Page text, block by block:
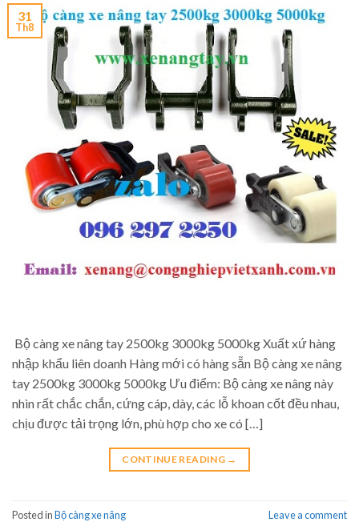
31
Th8
Bộ càng xe nâng tay 2500kg 3000kg 5000kg Xuất xứ hàng
nhập khẩu liên doanh Hàng mới có hàng sẵn Bộ càng xe nâng
tay 2500kg 3000kg 5000kg Ưu điểm: Bộ càng xe nâng này
nhìn rất chắc chắn, cứng cáp, dày, các lỗ khoan cốt đều nhau,
chịu được tải trọng lớn, phù hợp cho xe có […]
CONTINUE READING →
Posted inBộ càng xe nâng Leave a comment